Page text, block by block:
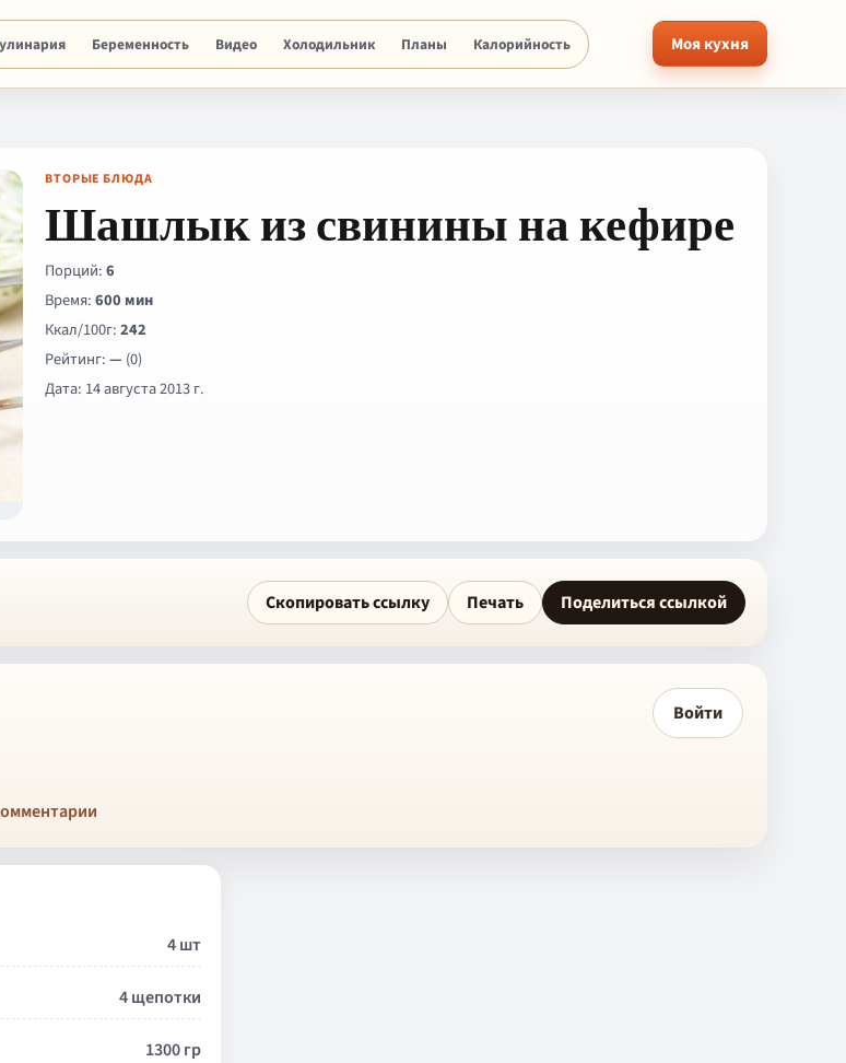
Беременность Видео Холодильник Планы Калорийность Моя кухня
ВТОРЫЕ БЛЮДА
Шашлык из свинины на кефире
Порций:6
Время:600 мин
Ккал/100г:242
Рейтинг:— (0)
Дата: 14 августа 2013 г.
Скопировать ссылку Печать Поделиться ссылкой
Войти
4 шт
4 щепотки
1300 гр